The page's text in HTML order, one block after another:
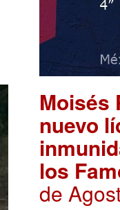
Moisés
nuevo
los
de